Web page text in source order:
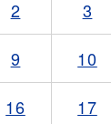
2 3
9 10
16 17